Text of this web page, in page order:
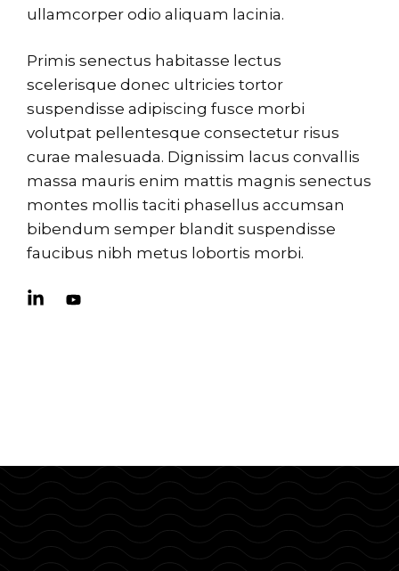
ullamcorper odio aliquam lacinia.
Primis senectus habitasse lectus
scelerisque donec ultricies tortor
suspendisse adipiscing fusce morbi
volutpat pellentesque consectetur risus
curae malesuada. Dignissim lacus convallis
massa mauris enim mattis magnis senectus
montes mollis taciti phasellus accumsan
bibendum semper blandit suspendisse
faucibus nibh metus lobortis morbi.